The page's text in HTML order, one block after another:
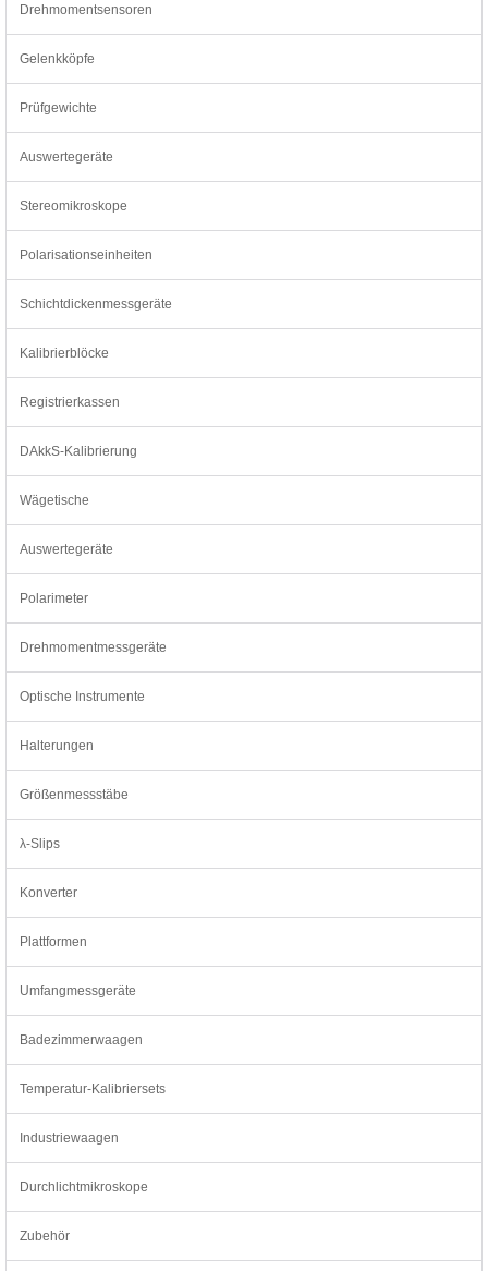
Drehmomentsensoren
Gelenkköpfe
Prüfgewichte
Auswertegeräte
Stereomikroskope
Polarisationseinheiten
Schichtdickenmessgeräte
Kalibrierblöcke
Registrierkassen
DAkkS-Kalibrierung
Wägetische
Auswertegeräte
Polarimeter
Drehmomentmessgeräte
Optische Instrumente
Halterungen
Größenmessstäbe
λ-Slips
Konverter
Plattformen
Umfangmessgeräte
Badezimmerwaagen
Temperatur-Kalibriersets
Industriewaagen
Durchlichtmikroskope
Zubehör